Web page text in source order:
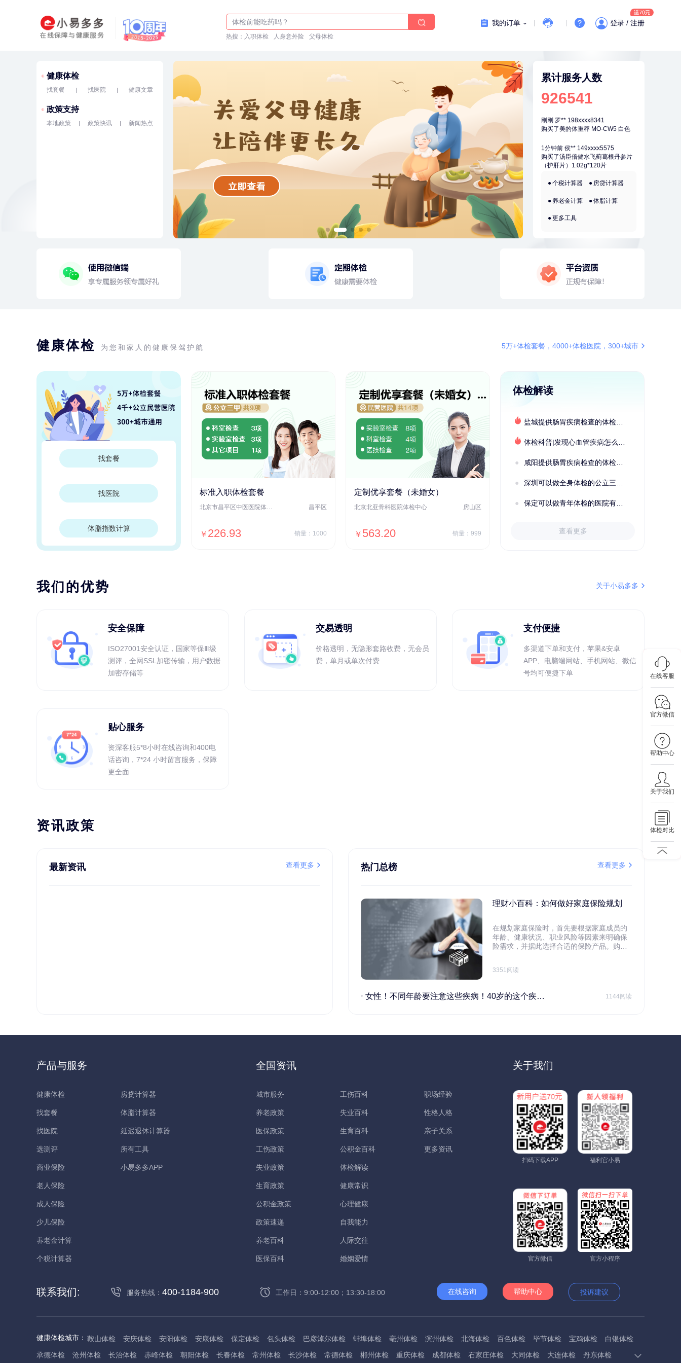
十大理由告诉你为什么要买保险
入职体检在线预约
热搜： 入职体检 人身意外险 父母体检
我的订单 登录 / 注册
健康体检
找套餐 找医院 健康文章
政策支持
本地政策 政策快讯 新闻热点
累计服务人数
926541
成功预约了妇科套餐
成功预约了健康体检一档
刚刚 罗** 198xxxx8341
购买了美的体重秤 MO-CW5 白色
刚刚 罗** 198xxxx8341
购买了美的体重秤 MO-CW5 白色
1分钟前 侯** 149xxxx5575
购买了汤臣倍健水飞蓟葛根丹参片
（护肝片）1.02g*120片
成功预约了女性VIP体检套餐
2分钟前 姜** 134xxxx0870
购买了联创雅斯奶锅DF-CP103M
购买了美的体重秤 MO-CW5 白色
王** 137xxxx1135
6分钟前 熊** 177xxxx7832
购买了时尚羽毛球套装ES-YM601
7分钟前 谭** 149xxxx3384
刚刚 莫** 130xxxx7880
成功预约了健康体检一档
个税计算器 房贷计算器
养老金计算 体脂计算
更多工具
健康体检 为您和家人的健康保驾护航 5万+体检套餐，4000+体检医院，300+城市
找套餐
找医院
体脂指数计算
标准入职体检套餐
北京市昌平区中医医院体检中心 昌平区
￥ 226.93 销量：1000
定制优享套餐（未婚女）
北京北亚骨科医院体检中心 房山区
￥ 563.20 销量：999
秦皇岛市第一医院体检中心 北戴河区
体检解读
盐城提供肠胃疾病检查的体检套餐有哪些？体检机构有哪些选择？如何预约？
体检科普|发现心血管疾病怎么办？
咸阳提供肠胃疾病检查的体检套餐有哪些？体检机构有哪些选择？如何预约？
深圳可以做全身体检的公立三甲医院及体检套餐汇总
保定可以做青年体检的医院有哪些？有哪些套餐可以选择？
查看更多
我们的优势 关于小易多多
安全保障
ISO27001安全认证，国家等保Ⅲ级
测评，全网SSL加密传输，用户数据
加密存储等
交易透明
价格透明，无隐形套路收费，无会员
费，单月或单次付费
支付便捷
多渠道下单和支付，苹果&安卓
APP、电脑端网站、手机网站、微信
号均可便捷下单
贴心服务
资深客服5*8小时在线咨询和400电
话咨询，7*24 小时留言服务，保障
更全面
资讯政策
最新资讯 查看更多 热门总榜 查看更多
理财小百科：如何做好家庭保险规划
在规划家庭保险时，首先要根据家庭成员的
年龄、健康状况、职业风险等因素来明确保
险需求，并据此选择合适的保险产品。购买
规划家庭财务预算，确保保险费用不会对家
要经济支柱投保。
3351阅读
女性！不同年龄要注意这些疾病！40岁的这个疾病最需要注意！ 1144阅读
产品与服务
健康体检
找套餐
找医院
选测评
商业保险
老人保险
成人保险
少儿保险
养老金计算
个税计算器
房贷计算器
体脂计算器
延迟退休计算器
所有工具
小易多多APP
全国资讯
城市服务
养老政策
医保政策
工伤政策
失业政策
生育政策
公积金政策
政策速递
养老百科
医保百科
工伤百科
失业百科
生育百科
公积金百科
体检解读
健康常识
心理健康
自我能力
人际交往
婚姻爱情
职场经验
性格人格
亲子关系
更多资讯
关于我们
扫码下载APP 福利官小易
官方微信 官方小程序
联系我们: 服务热线： 400-1184-900 工作日：9:00-12:00；13:30-18:00 在线咨询 帮助中心 投诉建议
健康体检城市： 鞍山体检 安庆体检 安阳体检 安康体检 保定体检 包头体检 巴彦淖尔体检 蚌埠体检 亳州体检 滨州体检 北海体检 百色体检 毕节体检 宝鸡体检
白银体检
承德体检
沧州体检 长治体检 赤峰体检 朝阳体检 长春体检 常州体检 长沙体检 常德体检 郴州体检 重庆体检 成都体检 石家庄体检 大同体检 大连体检 丹东体检
在线客服
官方微信
帮助中心
关于我们
体检对比